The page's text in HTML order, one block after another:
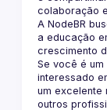
A NodeBR
a educação
crescimento
Se você é
interessado
um excelente